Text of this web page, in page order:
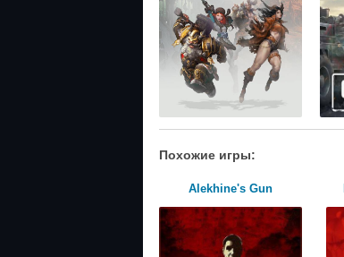
Похожие игры:
Alekhine's Gun